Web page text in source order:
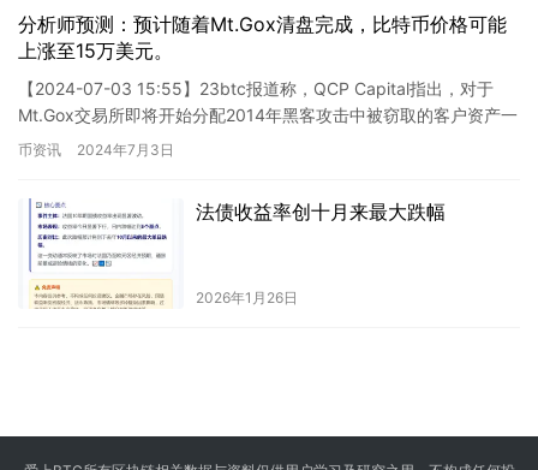
分析师预测：预计随着Mt.Gox清盘完成，比特币价格可能
上涨至15万美元。
【2024-07-03 15:55】23btc报道称，QCP Capital指出，对于
Mt.Gox交易所即将开始分配2014年黑客攻击中被窃取的客户资产一
事，市场存在着增加的担忧，…
币资讯 2024年7月3日
法债收益率创十月来最大跌幅
2026年1月26日